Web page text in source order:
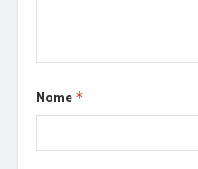
Nome *